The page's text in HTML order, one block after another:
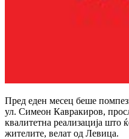
Пред еден месец беше
ул. Симеон Кавракиров,
квалитетна реализација што
жителите, велат од Левица.